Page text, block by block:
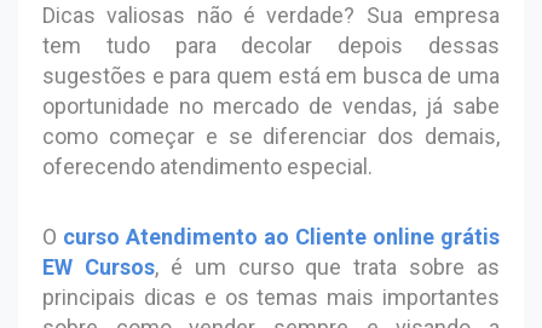
Dicas valiosas não é verdade? Sua empresa
tem tudo para decolar depois dessas
sugestões e para quem está em busca de uma
oportunidade no mercado de vendas, já sabe
como começar e se diferenciar dos demais,
oferecendo atendimento especial.
O curso Atendimento ao Cliente online grátis
EW Cursos, é um curso que trata sobre as
principais dicas e os temas mais importantes